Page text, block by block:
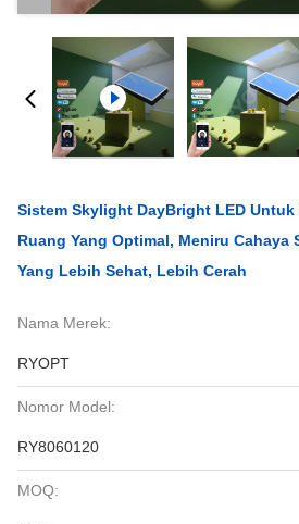
Sistem Skylight DayBright LED Untuk
Ruang Yang Optimal, Meniru Cahaya
Yang Lebih Sehat, Lebih Cerah
Nama Merek:
RYOPT
Nomor Model:
RY8060120
MOQ: